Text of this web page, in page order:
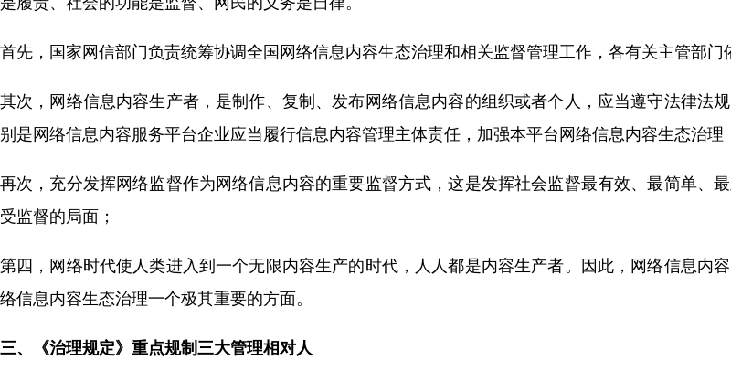
首先，国家网信部门负责统筹协调全国网络信息内容生态治理和相关监督管理工作，各有关主管部门
其次，网络信息内容生产者，是制作、复制、发布网络信息内容的组织或者个人，应当遵守法律法
别是网络信息内容服务平台企业应当履行信息内容管理主体责任，加强本平台网络信息内容生态治理
再次，充分发挥网络监督作为网络信息内容的重要监督方式，这是发挥社会监督最有效、最简单、
受监督的局面；
第四，网络时代使人类进入到一个无限内容生产的时代，人人都是内容生产者。因此，网络信息内
络信息内容生态治理一个极其重要的方面。
三、《治理规定》重点规制三大管理相对人